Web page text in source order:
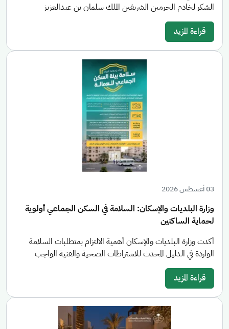
الشكر لخادم الحرمين الشريفين الملك سلمان بن عبدالعزيز
قراءة المزيد
03 أغسطس 2026
وزارة البلديات والإسكان: السلامة في السكن الجماعي أولوية
لحماية الساكنين
أكدت وزارة البلديات والإسكان أهمية الالتزام بمتطلبات السلامة
الواردة في الدليل المحدث للاشتراطات الصحية والفنية الواجب
قراءة المزيد